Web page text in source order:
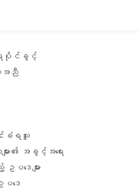
ပိုင်ခွင့်
အညီ
းခံရသူ
ား၏ အခွင့်အရေး
ပဒေများ
ဒေ
to login.